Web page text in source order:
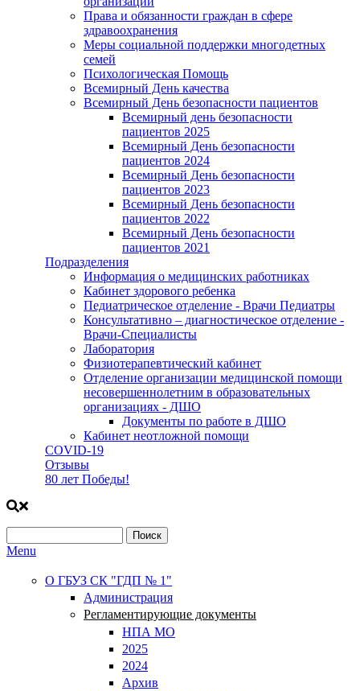
Права и обязанности граждан в сфере
здравоохранения
Меры социальной поддержки многодетных
семей
Психологическая Помощь
Всемирный День качества
Всемирный День безопасности пациентов
Всемирный день безопасности
пациентов 2025
Всемирный День безопасности
пациентов 2024
Всемирный День безопасности
пациентов 2023
Всемирный День безопасности
пациентов 2022
Всемирный День безопасности
пациентов 2021
Подразделения
Информация о медицинских работниках
Кабинет здорового ребенка
Педиатрическое отделение - Врачи Педиатры
Консультативно – диагностическое отделение -
Врачи-Специалисты
Лаборатория
Физиотерапевтический кабинет
Отделение организации медицинской помощи
несовершеннолетним в образовательных
организациях - ДШО
Документы по работе в ДШО
Кабинет неотложной помощи
COVID-19
Отзывы
80 лет Победы!
Форма поиска
Menu
О ГБУЗ СК "ГДП № 1"
Администрация
Регламентирующие документы
НПА МО
2025
2024
Архив